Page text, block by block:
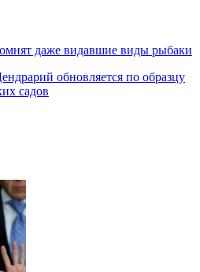
даже видавшие виды рыбаки
обновляется по образцу
садов